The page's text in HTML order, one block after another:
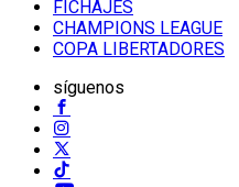
FICHAJES
CHAMPIONS LEAGUE
COPA LIBERTADORES
síguenos